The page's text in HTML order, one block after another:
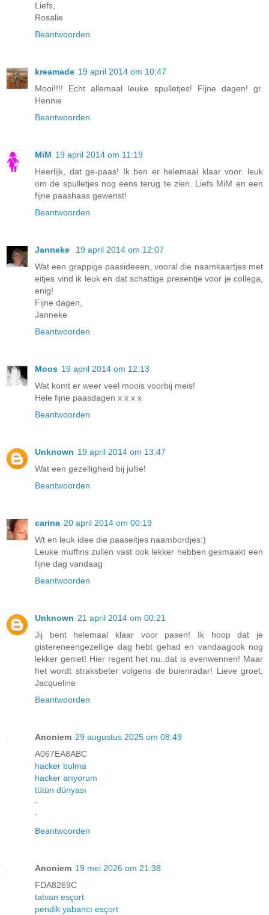
Liefs,
Rosalie
Beantwoorden
kreamade 19 april 2014 om 10:47
Mooi!!!! Echt allemaal leuke spulletjes! Fijne dagen! gr.
Hennie
Beantwoorden
MiM 19 april 2014 om 11:19
Heerlijk, dat ge-paas! Ik ben er helemaal klaar voor. leuk
om de spulletjes nog eens terug te zien. Liefs MiM en een
fijne paashaas gewenst!
Beantwoorden
Janneke
19 april 2014 om 12:07
Wat een grappige paasideeen, vooral die naamkaartjes met
eitjes vind ik leuk en dat schattige presentje voor je collega,
enig!
Fijne dagen,
Janneke
Beantwoorden
Moos 19 april 2014 om 12:13
Wat komt er weer veel moois voorbij meis!
Hele fijne paasdagen x x x x
Beantwoorden
Unknown 19 april 2014 om 13:47
Wat een gezelligheid bij jullie!
Beantwoorden
carina 20 april 2014 om 00:19
Wt en leuk idee die paaseitjes naambordjes:)
Leuke muffins zullen vast ook lekker hebben gesmaakt een
fijne dag vandaag
Beantwoorden
Unknown 21 april 2014 om 00:21
Jij bent helemaal klaar voor pasen! Ik hoop dat je
gistereneengezellige dag hebt gehad en vandaagook nog
lekker geniet! Hier regent het nu..dat is evenwennen! Maar
het wordt straksbeter volgens de buienradar! Lieve groet,
Jacqueline
Beantwoorden
Anoniem 29 augustus 2025 om 08:49
A067EA8ABC
hacker bulma
hacker arıyorum
tütün dünyası
-
-
Beantwoorden
Anoniem 19 mei 2026 om 21:38
FDA8269C
tatvan esçort
pendik yabancı esçort